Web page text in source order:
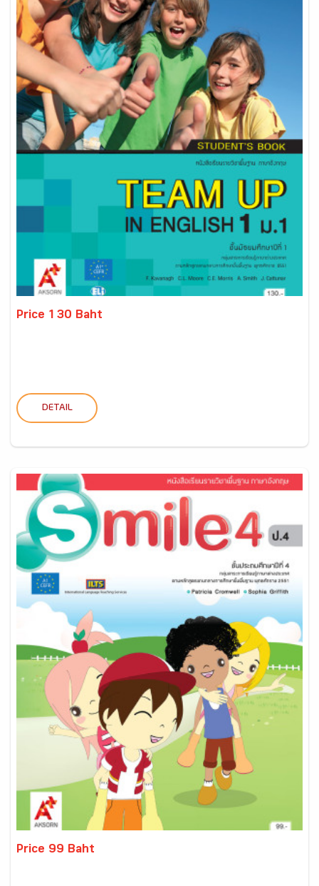
Price 130 Baht
DETAIL
Price 99 Baht